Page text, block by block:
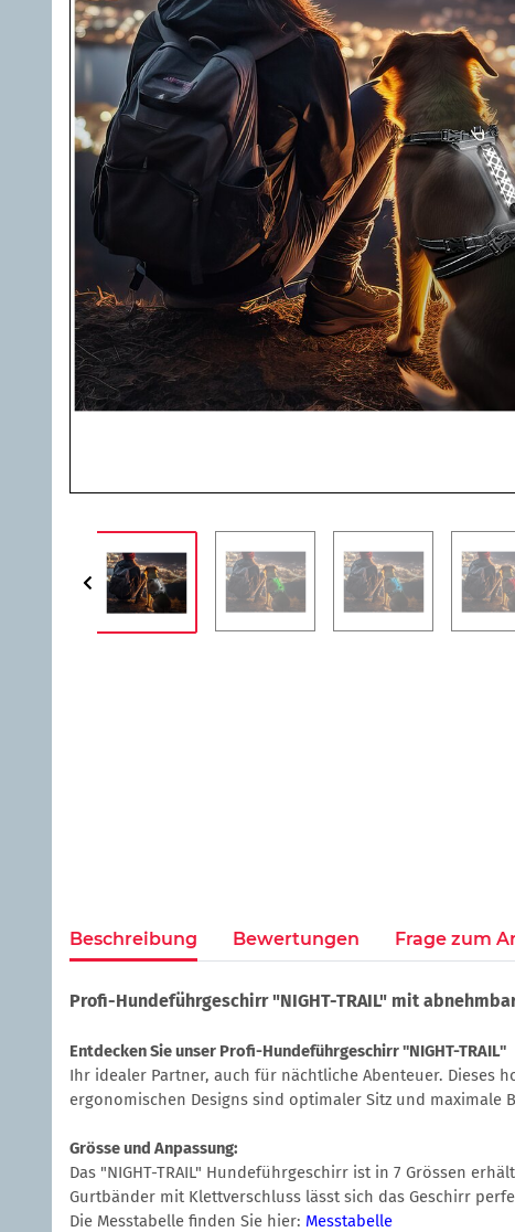
Beschreibung Bewertungen Frage zum
Profi-Hundeführgeschirr "NIGHT-TRAIL" mit
Entdecken Sie unser Profi-Hundeführgeschirr "NIGHT-TRAIL"
Ihr idealer Partner, auch für nächtliche Abenteuer. Dieses
ergonomischen Designs sind optimaler Sitz und maximale
Grösse und Anpassung:
Das "NIGHT-TRAIL" Hundeführgeschirr ist in 7 Grössen
Gurtbänder mit Klettverschluss lässt sich das Geschirr
Die Messtabelle finden Sie hier: Messtabelle